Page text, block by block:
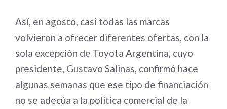
Así, en agosto, casi todas las marcas
volvieron a ofrecer diferentes ofertas, con la
sola excepción de Toyota Argentina, cuyo
presidente, Gustavo Salinas, confirmó hace
algunas semanas que ese tipo de financiación
no se adecúa a la política comercial de la